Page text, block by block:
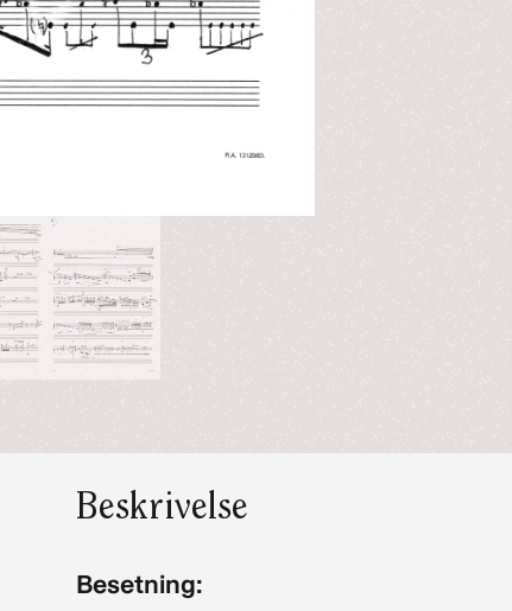
Beskrivelse
Besetning: